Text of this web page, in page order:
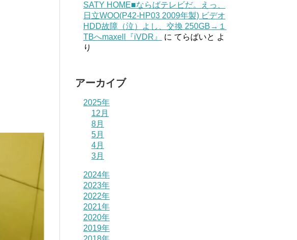
SATY HOME■ならばテレビだ。えっ、
日立WOO(P42-HP03 2009年製) ビデオ
HDD故障（泣）よし、交換 250GB→１
TBへmaxell『iVDR』
に てらばいと よ
り
アーカイブ
2025年
12月
8月
5月
4月
3月
2024年
2023年
2022年
2021年
2020年
2019年